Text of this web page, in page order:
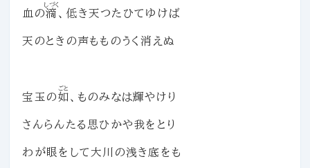
血の滴
しづく
、低き天つたひてゆけば
天のときの声もものうく消えぬ
宝玉の如
ごと
、ものみなは輝やけり
さんらんたる思ひかや我をとり
わが眼をして大川の浅き底をも